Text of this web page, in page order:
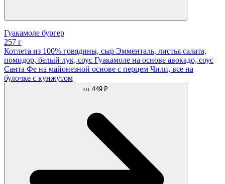
Гуакамоле бургер
257 г
Котлета из 100% говядины, сыр Эмменталь, листья салата,
помидор, белый лук, соус Гуакамоле на основе авокадо, соус
Санта Фе на майонезной основе с перцем Чили, все на
булочке с кунжутом
от 449 ₽